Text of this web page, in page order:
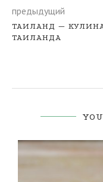
предыдущий
ТАИЛАНД —
ТАИЛАНДА